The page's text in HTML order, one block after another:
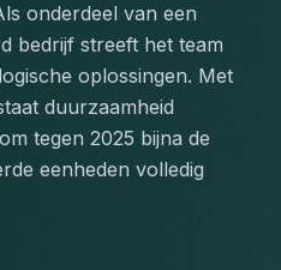
onderdeel van een
bedrijf streeft het team
oplossingen. Met
duurzaamheid
tegen 2025 bijna de
eenheden volledig